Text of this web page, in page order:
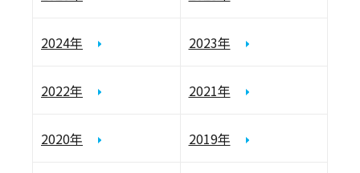
2024年 2023年
2022年 2021年
2020年 2019年